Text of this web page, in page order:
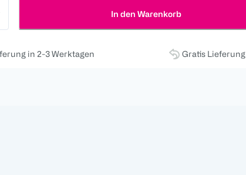
In den Warenkorb
in 2-3 Werktagen Gratis